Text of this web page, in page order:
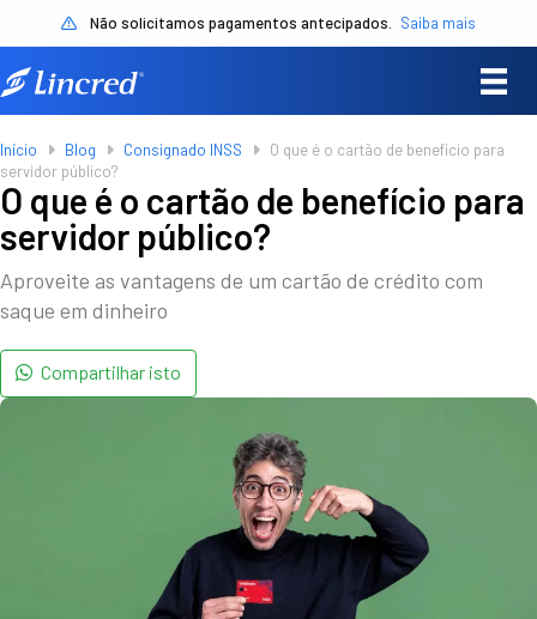
Não solicitamos pagamentos antecipados. Saiba mais
Início Blog Consignado INSS
O que é o cartão de benefício para
servidor público?
O que é o cartão de benefício para
servidor público?
Aproveite as vantagens de um cartão de crédito com
saque em dinheiro
Compartilhar isto